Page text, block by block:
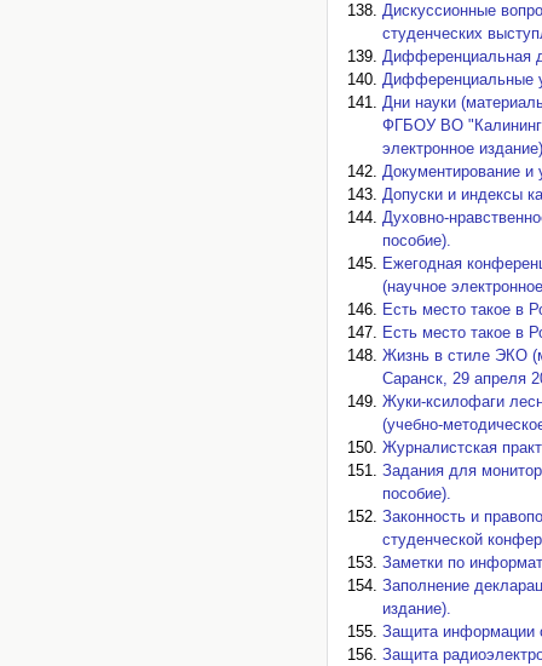
Дискуссионные
студенческих
Дифференциальная
Дифференциальные
Дни науки
ФГБОУ ВО
электронное
Документирование и
Допуски и индексы
Духовно-
пособие).
Ежегодная
(научное
Есть место такое в
Есть место такое в
Жизнь в стиле ЭКО
Саранск, 29 апреля
Жуки-ксилофаги
(учебно-
Журналистская
Задания для
пособие).
Законность и
студенческой
Заметки по
Заполнение
издание).
Защита информации
Защита